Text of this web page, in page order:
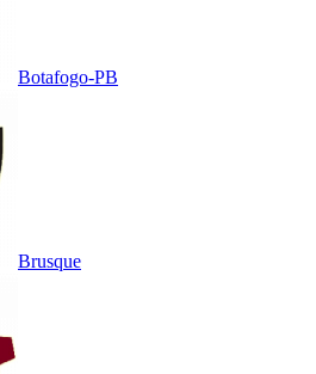
Botafogo-PB
Brusque